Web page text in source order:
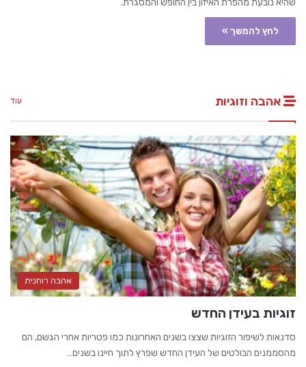
שהיא נובעת מהפרת האיזון בין החופש והמסגרת.
לחץ להמשך »
אהבה וזוגיות עוד
אהבה רוחנית
זוגיות בעידן החדש
סדנאות לשיפור הזוגיות שצצו בשנים האחרונות כמו פטריות אחרי הגשם, הם
מהסממנים הבולטים של העידן החדש שפרץ לתוך חיינו בשנים…